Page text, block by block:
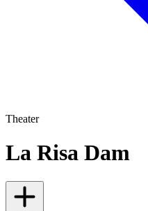
Theater
La Risa Dam